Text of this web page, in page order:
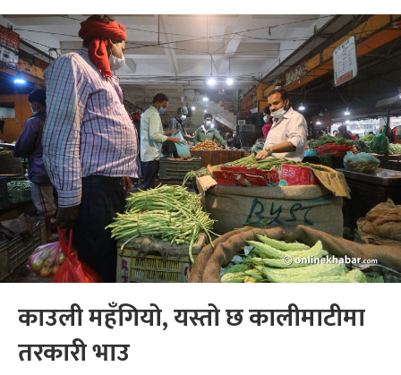
काउली महँगियो, यस्तो छ कालीमाटीमा
तरकारी भाउ